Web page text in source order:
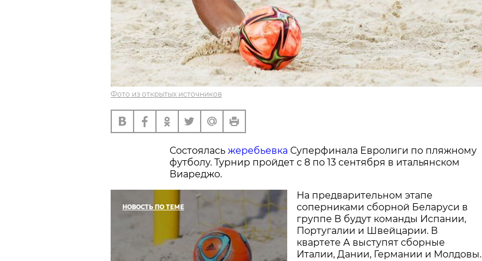
Фото из открытых источников
Состоялась жеребьевка Суперфинала Евролиги по пляжному
футболу. Турнир пройдет с 8 по 13 сентября в итальянском
Виареджо.
НОВОСТЬ ПО ТЕМЕ
На предварительном этапе
соперниками сборной Беларуси в
группе В будут команды Испании,
Португалии и Швейцарии. В
квартете А выступят сборные
Италии, Дании, Германии и Молдовы.